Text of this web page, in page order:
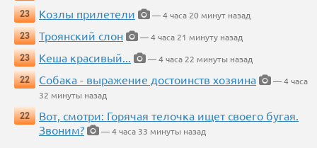
23
Козлы прилетели
— 4 часа 20 минут назад
23
Троянский слон
— 4 часа 21 минуту назад
23
Кеша красивый...
— 4 часа 22 минуты назад
22
Собака - выражение достоинств хозяина
— 4 часа
32 минуты назад
22
Вот, смотри: Горячая телочка ищет своего бугая.
Звоним?
— 4 часа 33 минуты назад